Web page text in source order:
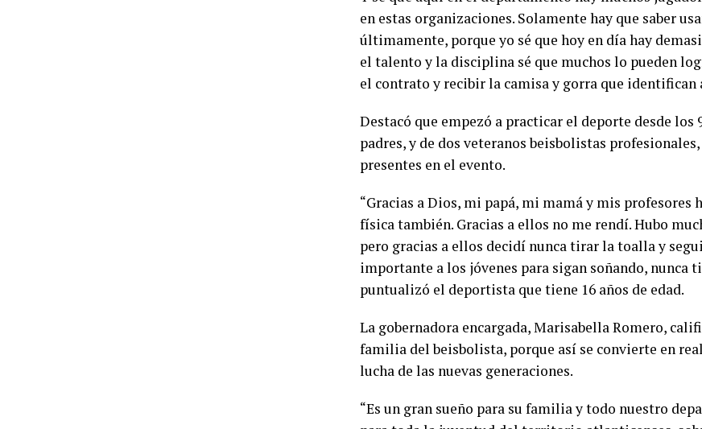
en estas organizaciones. Solamente hay que saber
últimamente, porque yo sé que hoy en día hay
el talento y la disciplina sé que muchos lo pueden
el contrato y recibir la camisa y gorra que identifican
Destacó que empezó a practicar el deporte desde
padres, y de dos veteranos beisbolistas
presentes en el evento.
“Gracias a Dios, mi papá, mi mamá y mis profesores
física también. Gracias a ellos no me rendí. Hubo
pero gracias a ellos decidí nunca tirar la toalla y
importante a los jóvenes para sigan soñando,
puntualizó el deportista que tiene 16 años de edad.
La gobernadora encargada, Marisabella Romero,
familia del beisbolista, porque así se convierte en
lucha de las nuevas generaciones.
“Es un gran sueño para su familia y todo nuestro